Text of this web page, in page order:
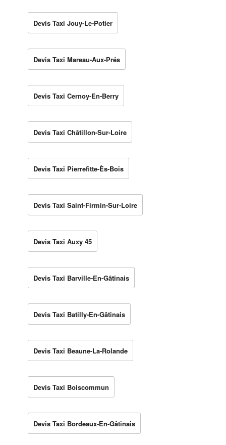
Devis Taxi Jouy-Le-Potier
Devis Taxi Mareau-Aux-Prés
Devis Taxi Cernoy-En-Berry
Devis Taxi Châtillon-Sur-Loire
Devis Taxi Pierrefitte-Ès-Bois
Devis Taxi Saint-Firmin-Sur-Loire
Devis Taxi Auxy 45
Devis Taxi Barville-En-Gâtinais
Devis Taxi Batilly-En-Gâtinais
Devis Taxi Beaune-La-Rolande
Devis Taxi Boiscommun
Devis Taxi Bordeaux-En-Gâtinais